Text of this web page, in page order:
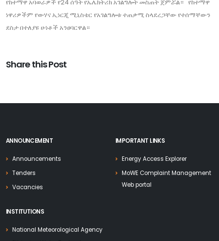
የከተማዋ አባወራዎች የ24 ሰዓት የኤሌክትሪክ አገልግሎት መስጠት ጀምሯል። የከተማዋ
ነዋሪዎችም የውሃና ኢነርጂ ሚኒስቴር የአገልግሎቱ ተጠቃሚ ስላደረጋቸው የተሰማቸውን
ደስታ በተለያዩ ሁነቶች አንፀባርዋል።
Share this Post
ANNOUNCEMENT
Announcements
Tenders
Vacancies
IMPORTANT LINKS
Energy Access Explorer
MoWE Complaint Management
Web portal
INSTITUTIONS
National Meteorological Agency